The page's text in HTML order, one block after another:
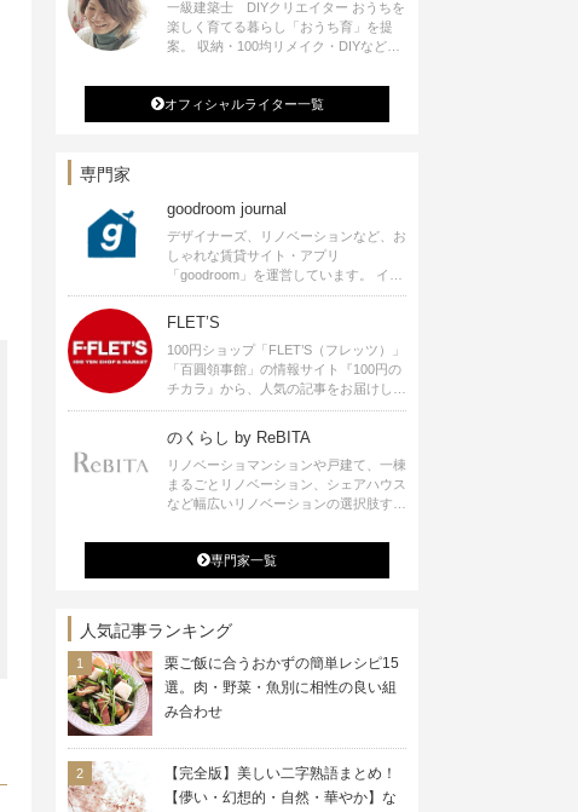
月に宝島社より【Rumiのおうち時間を
楽しむインテリア】を出版しました。
一級建築士 DIYクリエイター おうちを
楽しく育てる暮らし「おうち育」を提
案。 収納・100均リメイク・DIYなどお
発信中。 著書 なつめさんちの新しい
のになつかしいアンティークな部屋つく
り 雑誌掲載・TV出演・コラム執筆・
オフィシャルライター一覧
専門家
goodroom journal
デザイナーズ、リノベーションなど、お
しゃれな賃貸サイト・アプリ
「goodroom」を運営しています。 イン
テリアや、ひとり暮らし、ふたり暮らし
のアイディアなど、賃貸でも自分らしい
暮らしを楽しむためのヒントをお届けし
ます。
FLET’S
100円ショップ「FLET’S（フレッツ）」
「百圓領事館」の情報サイト『100円の
チカラ』から、人気の記事をお届けしま
す。
のくらし by ReBITA
リノベーショマンションや戸建て、一棟
まるごとリノベーション、シェアハウス
など幅広いリノベーションの選択肢すべ
ジ・シェアスペースなど、「住む」だけ
ではなく「働く」「遊ぶ」「学ぶ」「旅
する」といった領域でも、暮らしや生き
専門家一覧
人気記事ランキング
栗ご飯に合うおかずの簡単レシピ15
選。肉・野菜・魚別に相性の良い組
み合わせ
【完全版】美しい二字熟語まとめ！
【儚い・幻想的・自然・華やか】な